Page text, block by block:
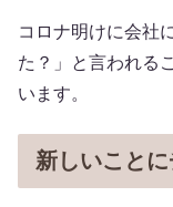
コロナ明けに会社
た？」と言われる
います。
新しいこと